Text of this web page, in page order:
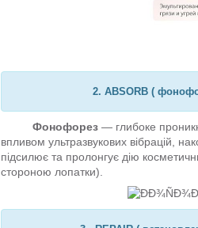
2. ABSORB ( ф
Фонофорез ― глибоке
впливом ультразвукових вібрацій,
підсилює та пролонгує дію
стороною лопатки).